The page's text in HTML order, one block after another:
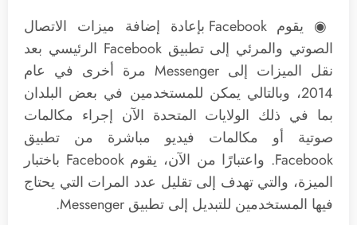
◉ يقوم Facebook بإعادة إضافة ميزات الاتصال
الصوتي والمرئي إلى تطبيق Facebook الرئيسي بعد
نقل الميزات إلى Messenger مرة أخرى في عام
2014، وبالتالي يمكن للمستخدمين في بعض البلدان
بما في ذلك الولايات المتحدة الآن إجراء مكالمات
صوتية أو مكالمات فيديو مباشرة من تطبيق
Facebook. واعتبارًا من الآن، يقوم Facebook باختبار
الميزة، والتي تهدف إلى تقليل عدد المرات التي يحتاج
فيها المستخدمين للتبديل إلى تطبيق Messenger.